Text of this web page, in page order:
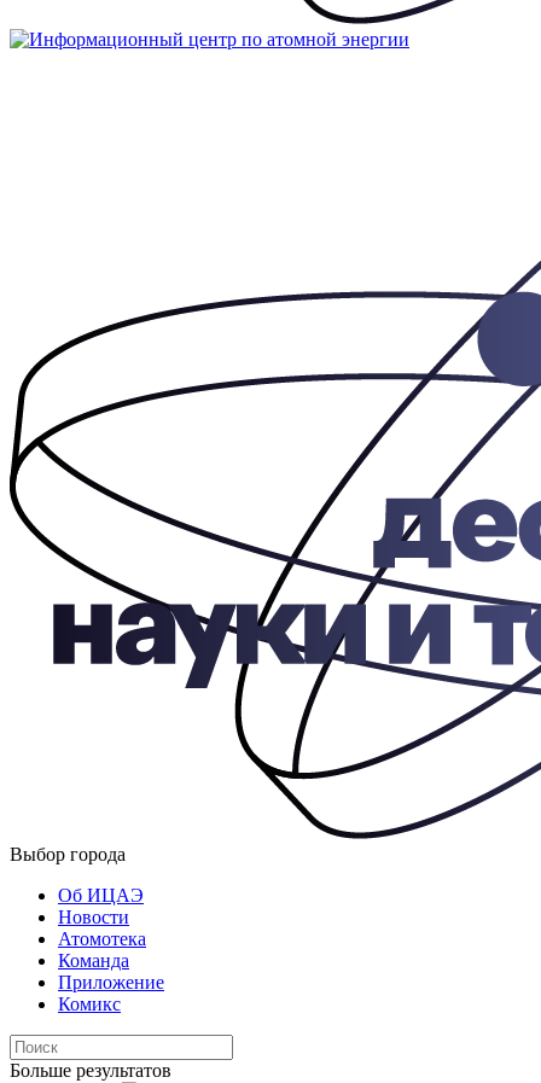
Выбор города
Об ИЦАЭ
Новости
Атомотека
Команда
Приложение
Комикс
Больше результатов